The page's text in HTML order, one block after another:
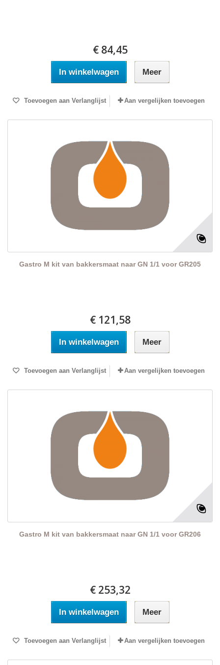
€ 84,45
In winkelwagen Meer
Toevoegen aan Verlanglijst Aan vergelijken toevoegen
Gastro M kit van bakkersmaat naar GN 1/1 voor GR205
€ 121,58
In winkelwagen Meer
Toevoegen aan Verlanglijst Aan vergelijken toevoegen
Gastro M kit van bakkersmaat naar GN 1/1 voor GR206
€ 253,32
In winkelwagen Meer
Toevoegen aan Verlanglijst Aan vergelijken toevoegen